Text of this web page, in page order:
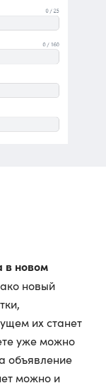
в новом
новый
их станет
уже можно
объявление
можно и